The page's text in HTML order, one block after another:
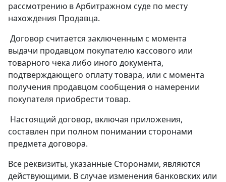
рассмотрению в Арбитражном суде по месту
нахождения Продавца.
Договор считается заключенным с момента
выдачи продавцом покупателю кассового или
товарного чека либо иного документа,
подтверждающего оплату товара, или с момента
получения продавцом сообщения о намерении
покупателя приобрести товар.
Настоящий договор, включая приложения,
составлен при полном понимании сторонами
предмета договора.
Все реквизиты, указанные Сторонами, являются
действующими. В случае изменения банковских или